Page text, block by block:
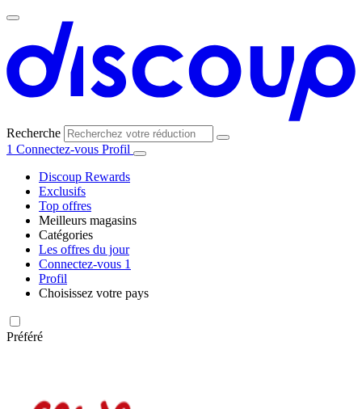
Recherche
1 Connectez-vous Profil
Discoup Rewards
Exclusifs
Top offres
Meilleurs magasins
AliExpress
Catégories
Les offres du jour
Connectez-vous 1
Profil
Choisissez votre pays
Préféré